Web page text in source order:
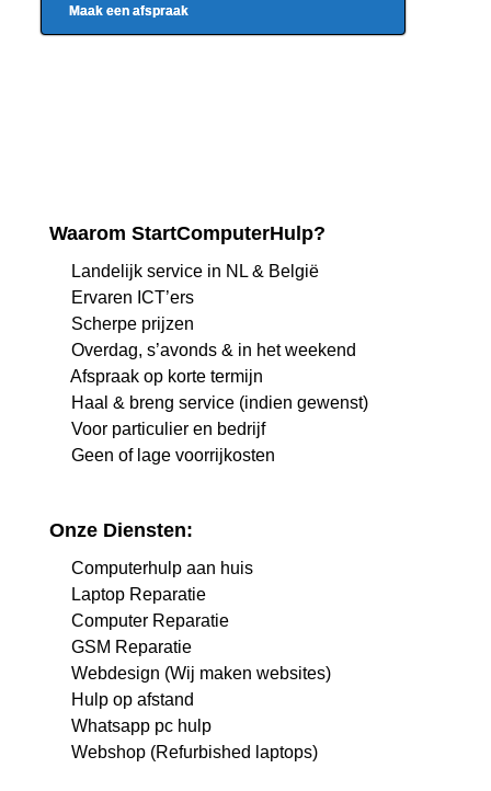
Maak een afspraak
Waarom StartComputerHulp?
Landelijk service in NL & België
Ervaren ICT’ers
Scherpe prijzen
Overdag, s’avonds & in het weekend
Afspraak op korte termijn
Haal & breng service (indien gewenst)
Voor particulier en bedrijf
Geen of lage voorrijkosten
Onze Diensten:
Computerhulp aan huis
Laptop Reparatie
Computer Reparatie
GSM Reparatie
Webdesign (Wij maken websites)
Hulp op afstand
Whatsapp pc hulp
Webshop (Refurbished laptops)